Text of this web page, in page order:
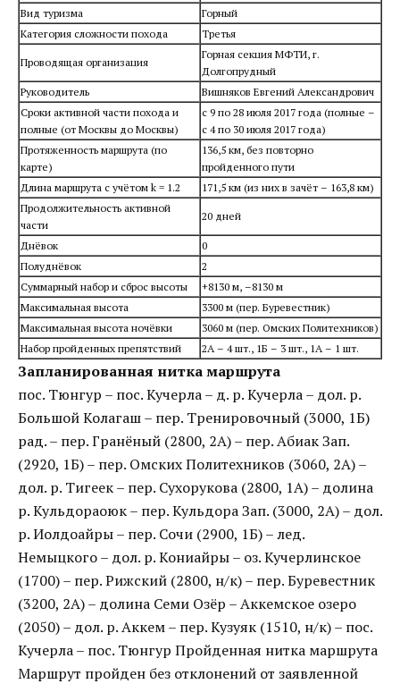
Вид туризма
Горный
Категория сложности похода
Третья
Проводящая организация
Горная секция МФТИ, г.
Долгопрудный
Руководитель
Вишняков Евгений Александрович
Сроки активной части похода и
полные (от Москвы до Москвы)
с 9 по 28 июля 2017 года (полные –
с 4 по 30 июля 2017 года)
Протяженность маршрута (по
карте)
136,5 км, без повторно
пройденного пути
Длина маршрута с учётом k = 1.2
171,5 км (из них в зачёт – 163,8 км)
Продолжительность активной
части
20 дней
Днёвок
0
Полуднёвок
2
Суммарный набор и сброс высоты
+8130 м, –8130 м
Максимальная высота
3300 м (пер. Буревестник)
Максимальная высота ночёвки
3060 м (пер. Омских Политехников)
Набор пройденных препятствий
2А – 4 шт., 1Б – 3 шт., 1А – 1 шт.
Запланированная нитка маршрута
пос. Тюнгур – пос. Кучерла – д. р. Кучерла – дол. р.
Большой Колагаш – пер. Тренировочный (3000, 1Б)
рад. – пер. Гранёный (2800, 2А) – пер. Абиак Зап.
(2920, 1Б) – пер. Омских Политехников (3060, 2А) –
дол. р. Тигеек – пер. Сухорукова (2800, 1А) – долина
р. Кульдораоюк – пер. Кульдора Зап. (3000, 2А) – дол.
р. Иолдоайры – пер. Сочи (2900, 1Б) – лед.
Немыцкого – дол. р. Кониайры – оз. Кучерлинское
(1700) – пер. Рижский (2800, н/к) – пер. Буревестник
(3200, 2А) – долина Семи Озёр – Аккемское озеро
(2050) – дол. р. Аккем – пер. Кузуяк (1510, н/к) – пос.
Кучерла – пос. Тюнгур Пройденная нитка маршрута
Маршрут пройден без отклонений от заявленной